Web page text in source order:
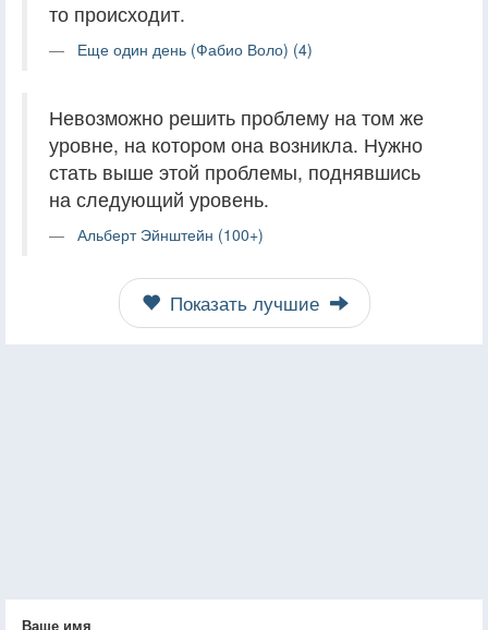
то происходит.
Еще один день (Фабио Воло) (4)
Невозможно решить проблему на том же
уровне, на котором она возникла. Нужно
стать выше этой проблемы, поднявшись
на следующий уровень.
Альберт Эйнштейн (100+)
Показать лучшие
Ваше имя